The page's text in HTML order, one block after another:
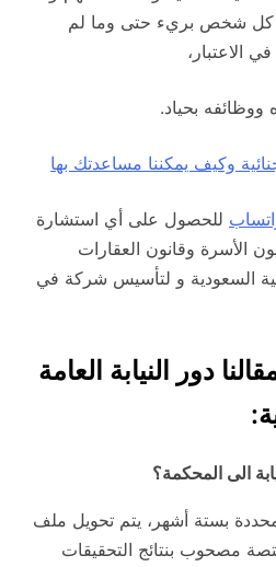
كل شخص بريء حتى وما لم
الاعتبار،
ووظائفه بحياد.
وكيف يمكننا مساعدتك بها
للحصول على أي استشارة
الأسرة وقانون العقارات
السعودية و لتأسيس شركة في
دور النيابة العامة
الى المحكمة؟
بستة أشهر، يتم تحويل ملف
مصحوب بنتائج التحقيقات